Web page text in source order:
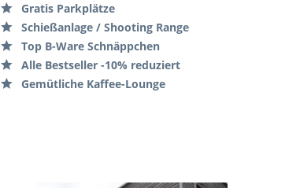
Gratis Parkplätze
Schießanlage / Shooting Range
Top B-Ware Schnäppchen
Alle Bestseller -10% reduziert
Gemütliche Kaffee-Lounge